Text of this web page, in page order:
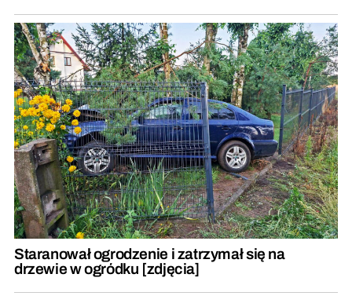
Staranował ogrodzenie i zatrzymał się na
drzewie w ogródku [zdjęcia]